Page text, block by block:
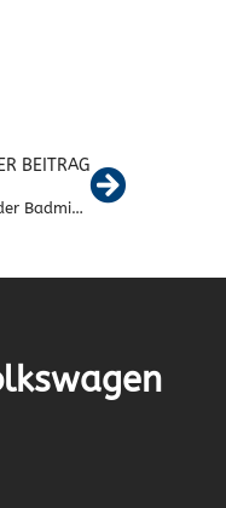
BEITRAG
Einladung zur 39. Jahreshauptversammlung der Badmintonsparte